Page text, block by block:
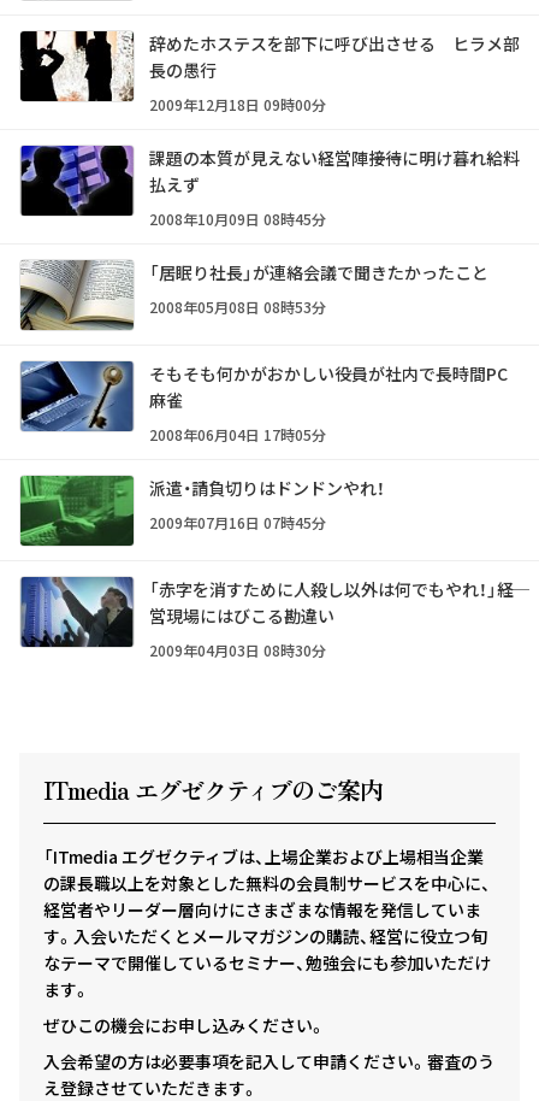
辞めたホステスを部下に呼び出させる ヒラメ部
長の愚行
2009年12月18日 09時00分
課題の本質が見えない経営陣――接待に明け暮れ給料
払えず
2008年10月09日 08時45分
「居眠り社長」が連絡会議で聞きたかったこと
2008年05月08日 08時53分
そもそも何かがおかしい――役員が社内で長時間PC
麻雀
2008年06月04日 17時05分
派遣・請負切りはドンドンやれ！
2009年07月16日 07時45分
「赤字を消すために人殺し以外は何でもやれ！」――経
営現場にはびこる勘違い
2009年04月03日 08時30分
ITmedia エグゼクティ ブのご案内
「ITmedia エグゼクティブは、上場企業および上場相当企業
の課長職以上を対象とした無料の会員制サービスを中心に、
経営者やリーダー層向けにさまざまな情報を発信していま
す。入会いただくとメールマガジンの購読、経営に役立つ旬
なテーマで開催しているセミナー、勉強会にも参加いただけ
ます。
ぜひこの機会にお申し込みください。
入会希望の方は必要事項を記入して申請ください。審査のう
え登録させていただきます。